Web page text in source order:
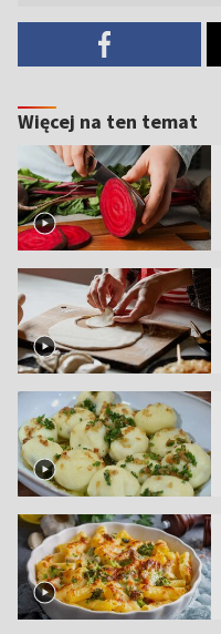
Więcej na ten temat